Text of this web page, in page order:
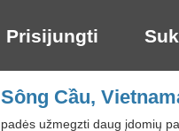
Prisijungti
Cầu,
užmegzti daug įdomių